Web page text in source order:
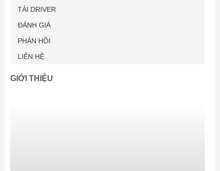
TẢI DRIVER
ĐÁNH GIÁ
PHẢN HỒI
LIÊN HỆ
GIỚI THIỆU